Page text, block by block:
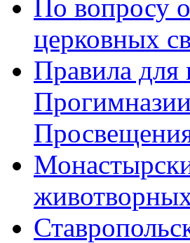
По вопросу
церковных
Правила для